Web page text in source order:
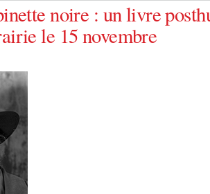
noire : un livre
le 15 novembre